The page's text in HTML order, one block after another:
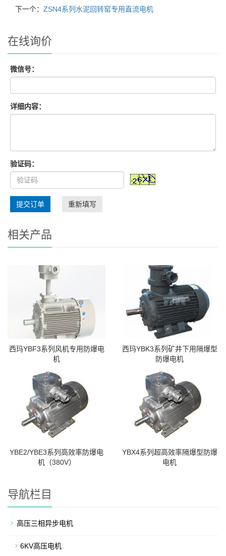
下一个： ZSN4系列水泥回转窑专用直流电机
在线询价
微信号：
详细内容：
验证码：
提交订单 重新填写
相关产品
西玛YBF3系列风机专用防爆电
机
西玛YBK3系列矿井下用隔爆型
防爆电机
YBE2/YBE3系列高效率防爆电
机（380V）
YBX4系列超高效率隔爆型防爆
电机
导航栏目
高压三相异步电机
6KV高压电机